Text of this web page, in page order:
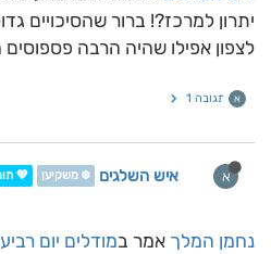
יתרון למרכז?! ברור שהסיכויים
לצפון אפילו שהיה הרבה פספוסים
א תגובה 1
א איש השלגים ❄️ משקיען 💖
נחמן המלך אמר במודלים יום רביעי